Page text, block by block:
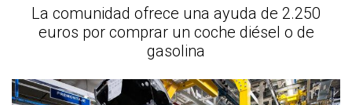
La comunidad ofrece una ayuda de 2.250
euros por comprar un coche diésel o de
gasolina